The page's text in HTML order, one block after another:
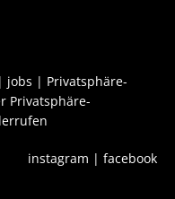
| jobs | Privatsphäre-
Privatsphäre-
instagram | facebook